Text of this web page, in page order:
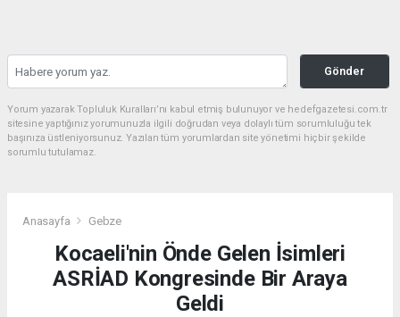
Gönder
Yorum yazarak Topluluk Kuralları’nı kabul etmiş bulunuyor ve hedefgazetesi.com.tr
sitesine yaptığınız yorumunuzla ilgili doğrudan veya dolaylı tüm sorumluluğu tek
başınıza üstleniyorsunuz. Yazılan tüm yorumlardan site yönetimi hiçbir şekilde
sorumlu tutulamaz.
Anasayfa Gebze
Kocaeli'nin Önde Gelen İsimleri
ASRİAD Kongresinde Bir Araya
Geldi